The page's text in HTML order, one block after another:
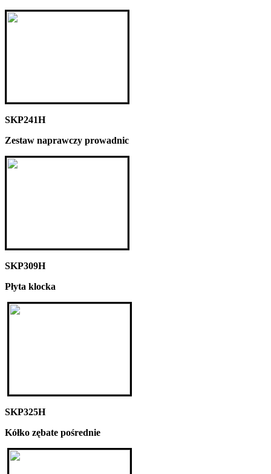
SKP241H
Zestaw naprawczy prowadnic
SKP309H
Płyta klocka
SKP325H
Kółko zębate pośrednie